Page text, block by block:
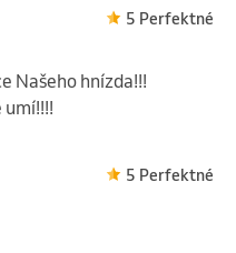
5 Perfektné
Našeho hnízda!!!
umí!!!!
5 Perfektné